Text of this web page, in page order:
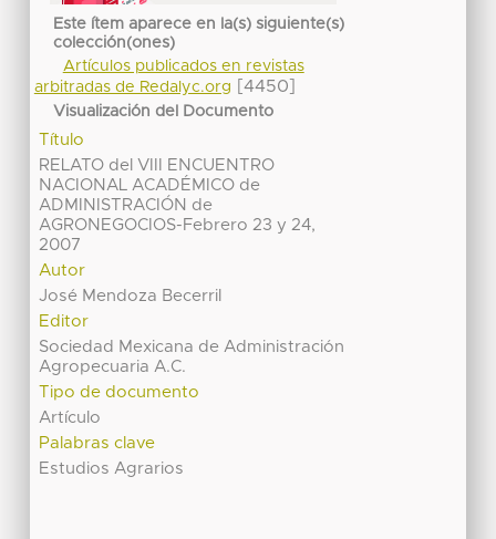
Este ítem aparece en la(s) siguiente(s)
colección(ones)
Artículos publicados en revistas
arbitradas de Redalyc.org
[4450]
Visualización del Documento
Título
RELATO del VIII ENCUENTRO
NACIONAL ACADÉMICO de
ADMINISTRACIÓN de
AGRONEGOCIOS-Febrero 23 y 24,
2007
Autor
José Mendoza Becerril
Editor
Sociedad Mexicana de Administración
Agropecuaria A.C.
Tipo de documento
Artículo
Palabras clave
Estudios Agrarios